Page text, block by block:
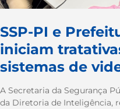
SSP-PI e
iniciam
sistemas de
A Secretaria da Segurança
da Diretoria de Inteligência,